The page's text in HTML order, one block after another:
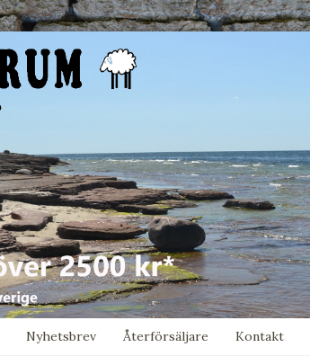
Nyhetsbrev Återförsäljare Kontakt